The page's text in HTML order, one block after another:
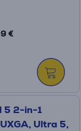
€
5 2-in-1
Ultra 5,